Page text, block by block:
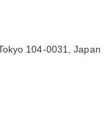
104-0031, Japan